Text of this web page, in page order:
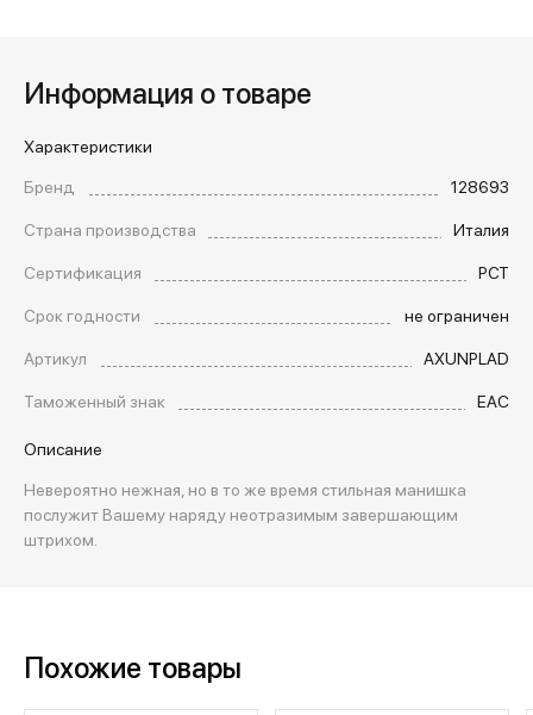
Информация о товаре
Характеристики
Бренд
128693
Страна производства
Италия
Сертификация
РСТ
Срок годности
не ограничен
Артикул
AXUNPLAD
Таможенный знак
EAC
Описание
Невероятно нежная, но в то же время стильная манишка
послужит Вашему наряду неотразимым завершающим
штрихом.
Похожие товары